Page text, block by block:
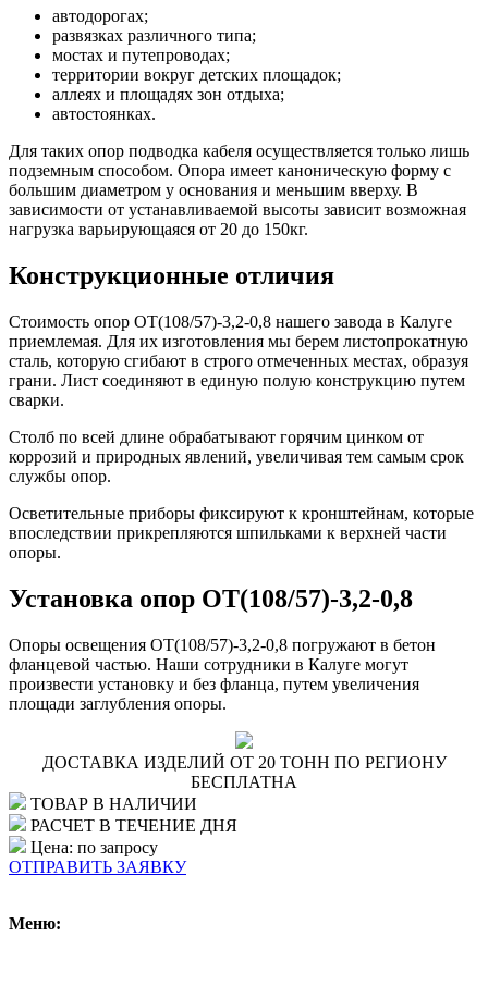
автодорогах;
развязках различного типа;
мостах и путепроводах;
территории вокруг детских площадок;
аллеях и площадях зон отдыха;
автостоянках.
Для таких опор подводка кабеля осуществляется только лишь
подземным способом. Опора имеет каноническую форму с
большим диаметром у основания и меньшим вверху. В
зависимости от устанавливаемой высоты зависит возможная
нагрузка варьирующаяся от 20 до 150кг.
Конструкционные отличия
Стоимость опор ОТ(108/57)-3,2-0,8 нашего завода в Калуге
приемлемая. Для их изготовления мы берем листопрокатную
сталь, которую сгибают в строго отмеченных местах, образуя
грани. Лист соединяют в единую полую конструкцию путем
сварки.
Столб по всей длине обрабатывают горячим цинком от
коррозий и природных явлений, увеличивая тем самым срок
службы опор.
Осветительные приборы фиксируют к кронштейнам, которые
впоследствии прикрепляются шпильками к верхней части
опоры.
Установка опор ОТ(108/57)-3,2-0,8
Опоры освещения ОТ(108/57)-3,2-0,8 погружают в бетон
фланцевой частью. Наши сотрудники в Калуге могут
произвести установку и без фланца, путем увеличения
площади заглубления опоры.
ДОСТАВКА ИЗДЕЛИЙ ОТ 20 ТОНН ПО РЕГИОНУ
БЕСПЛАТНА
ТОВАР В НАЛИЧИИ
РАСЧЕТ В ТЕЧЕНИЕ ДНЯ
Цена: по запросу
ОТПРАВИТЬ ЗАЯВКУ
Меню: